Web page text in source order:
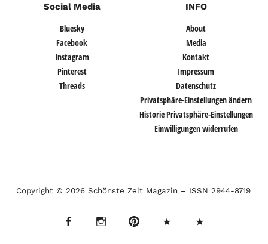
Social Media
Bluesky
Facebook
Instagram
Pinterest
Threads
INFO
About
Media
Kontakt
Impressum
Datenschutz
Privatsphäre-Einstellungen ändern
Historie Privatsphäre-Einstellungen
Einwilligungen widerrufen
Copyright © 2026 Schönste Zeit Magazin – ISSN 2944-8719